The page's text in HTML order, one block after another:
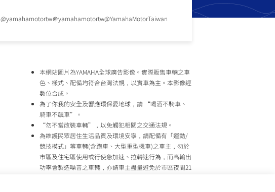
@yamahamotortw＠yamahamotortw@YamahaMotorTaiwan
本網站圖片為YAMAHA全球廣告影像。實際販售車輛之車
色、樣式、配備均符合台灣法規，以實車為主。本影像經
數位合成。
為了你我的安全及響應環保愛地球，請 “喝酒不騎車、
騎車不飆車”。
“勿不當改裝車輛”，以免觸犯相關之交通法規。
為維護民眾居住生活品質及環境安寧，請配備有「運動/
競技模式」等車輛(含跑車、大型重型機車)之車主，勿於
市區及住宅區使用或行使急加速、拉轉速行為，而高輸出
功率會製造噪音之車輛，亦請車主盡量避免於市區夜間21